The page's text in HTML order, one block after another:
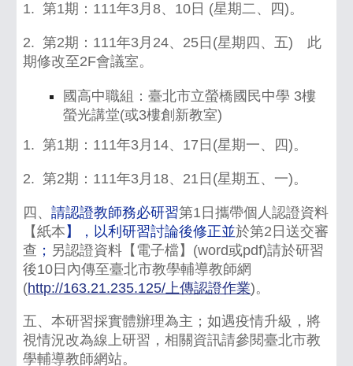
1. 第1期：111年3月8、10日 (星期二、四)。
2. 第2期：111年3月24、25日(星期四、五) 此
期修改至2F會議室。
國高中職組：臺北市立螢橋國民中學 3樓
螢光講堂(或3樓創新教室)
1. 第1期：111年3月14、17日(星期一、四)。
2. 第2期：111年3月18、21日(星期五、一)。
四、請認證教師務必研習第1日攜帶個人認證資料
【紙本 】，以利研習討論後修正並於第2日送交審
查 ； 另認證資料【電子檔】(word或pdf)請於研習
後10日內傳至臺北市教學輔導教師網
(http://163.21.235.125/上傳認證作業)。
五、本研習採實體辦理為主；如遇疫情升級，將
視情況改為線上研習，相關資訊請參閱臺北市教
學輔導教師網站。